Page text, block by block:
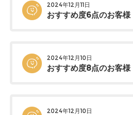
2024年12月11日
おすすめ度6点のお客様
2024年12月10日
おすすめ度8点のお客様
2024年12月10日